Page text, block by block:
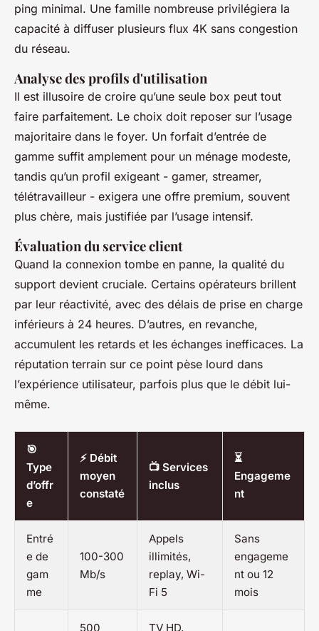
ping minimal. Une famille nombreuse privilégiera la
capacité à diffuser plusieurs flux 4K sans congestion
du réseau.
Analyse des profils d'utilisation
Il est illusoire de croire qu’une seule box peut tout
faire parfaitement. Le choix doit reposer sur l’usage
majoritaire dans le foyer. Un forfait d’entrée de
gamme suffit amplement pour un ménage modeste,
tandis qu’un profil exigeant - gamer, streamer,
télétravailleur - exigera une offre premium, souvent
plus chère, mais justifiée par l’usage intensif.
Évaluation du service client
Quand la connexion tombe en panne, la qualité du
support devient cruciale. Certains opérateurs brillent
par leur réactivité, avec des délais de prise en charge
inférieurs à 24 heures. D’autres, en revanche,
accumulent les retards et les échanges inefficaces. La
réputation terrain sur ce point pèse lourd dans
l’expérience utilisateur, parfois plus que le débit lui-
même.
🎯
Type
d’offr
e
⚡ Débit
moyen
constaté
📺 Services
inclus
⏳
Engageme
nt
Entré
e de
gam
me
100-300
Mb/s
Appels
illimités,
replay, Wi-
Fi 5
Sans
engageme
nt ou 12
mois
500 TV HD,